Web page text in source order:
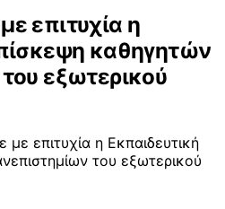
επιτυχία η
καθηγητών
εξωτερικού
επιτυχία η Εκπαιδευτική
του εξωτερικού